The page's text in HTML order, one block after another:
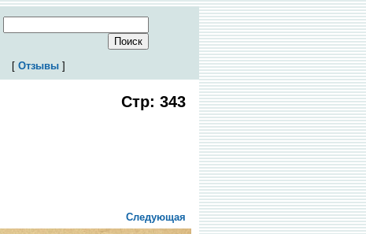
[ Отзывы]
Стр: 343
Следующая